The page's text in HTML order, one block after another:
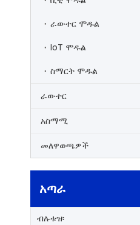
ራውተር ሞዱል
IoT ሞዱል
ስማርት ሞዱል
ራውተር
አስማሚ
መለዋወጫዎች
አጣራ
ብሉቱዝ፡